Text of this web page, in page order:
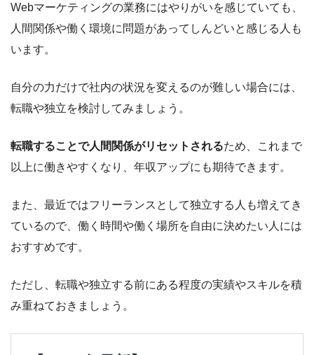
Webマーケティングの業務にはやりがいを感じていても、
人間関係や働く環境に問題があってしんどいと感じる人も
います。
自分の力だけで社内の状況を変えるのが難しい場合には、
転職や独立を検討してみましょう。
転職することで人間関係がリセットされるため、これまで
以上に働きやすくなり、年収アップにも期待できます。
また、最近ではフリーランスとして独立する人も増えてき
ているので、働く時間や働く場所を自由に決めたい人には
おすすめです。
ただし、転職や独立する前にある程度の実績やスキルを積
み重ねておきましょう。